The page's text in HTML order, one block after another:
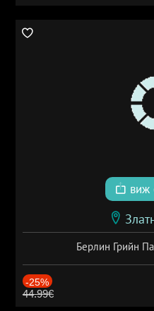
виж
Берлин Грийн
-25%
44.99€